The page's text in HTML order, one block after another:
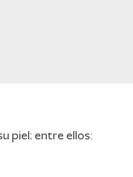
piel; entre ellos: